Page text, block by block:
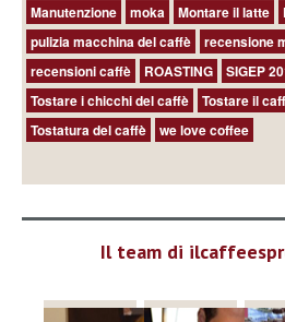
Manutenzione
moka Montare il latte
pulizia macchina del caffè
recensione
recensioni caffè
ROASTING SIGEP
Tostare i chicchi del caffè
Tostare il
Tostatura del caffè
we love coffee
Il team di